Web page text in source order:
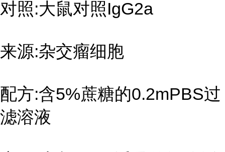
对照:大鼠对照IgG2a
来源:杂交瘤细胞
配方:含5%蔗糖的0.2mPBS过
滤溶液